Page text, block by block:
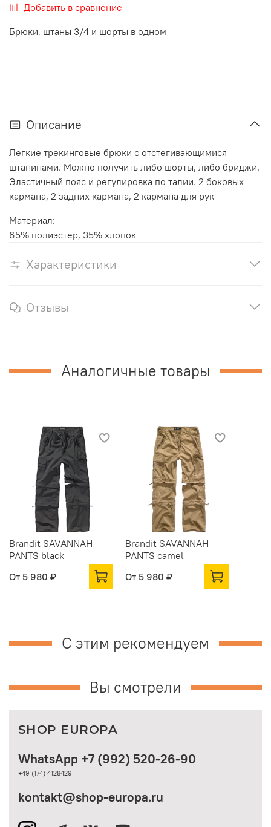
Добавить в сравнение
Брюки, штаны 3/4 и шорты в одном
Описание
Легкие трекинговые брюки с отстегивающимися
штанинами. Можно получить либо шорты, либо бриджи.
Эластичный пояс и регулировка по талии. 2 боковых
кармана, 2 задних кармана, 2 кармана для рук
Материал:
65% полиэстер, 35% хлопок
Характеристики
Отзывы
Аналогичные товары
Brandit SAVANNAH
PANTS black
От 5 980 ₽
Brandit SAVANNAH
PANTS camel
От 5 980 ₽
С этим рекомендуем
Вы смотрели
WhatsApp +7 (992) 520-26-90
+49 (174) 4128429
kontakt@shop-europa.ru
SHOP EUROPA